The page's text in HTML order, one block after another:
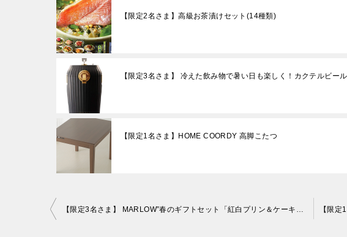
【限定2名さま】高級お茶漬けセット(14種類)
【限定3名さま】 冷えた飲み物で暑い日も楽しく！カクテルビー
【限定1名さま】HOME COORDY 高脚こたつ
投
【限定3名さま】 MARLOW”春のギフトセット「紅白プリン＆ケーキセット」” 片付け110番プレゼントキャンペーン！！